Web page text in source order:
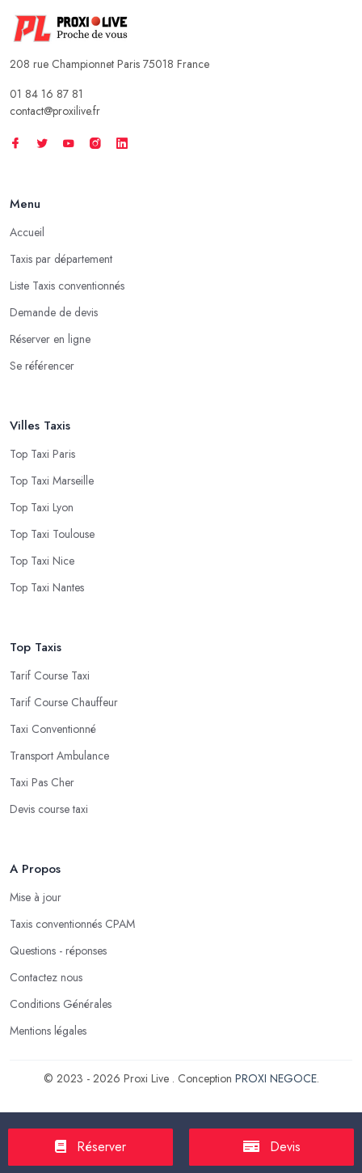
208 rue Championnet Paris 75018 France
01 84 16 87 81
contact@proxilive.fr
Menu
Accueil
Taxis par département
Liste Taxis conventionnés
Demande de devis
Réserver en ligne
Se référencer
Villes Taxis
Top Taxi Paris
Top Taxi Marseille
Top Taxi Lyon
Top Taxi Toulouse
Top Taxi Nice
Top Taxi Nantes
Top Taxis
Tarif Course Taxi
Tarif Course Chauffeur
Taxi Conventionné
Transport Ambulance
Taxi Pas Cher
Devis course taxi
A Propos
Mise à jour
Taxis conventionnés CPAM
Questions - réponses
Contactez nous
Conditions Générales
Mentions légales
© 2023 - 2026 Proxi Live . Conception PROXI NEGOCE.
Réserver Devis